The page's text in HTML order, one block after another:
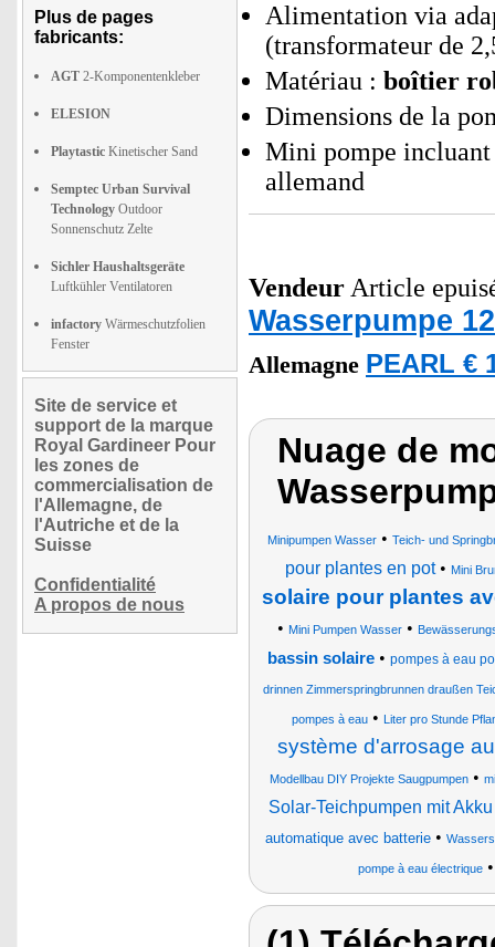
Plus de pages
fabricants:
AGT 2-Komponentenkleber
ELESION
Playtastic Kinetischer Sand
Semptec Urban Survival
Technology Outdoor
Sonnenschutz Zelte
Sichler Haushaltsgeräte
Luftkühler Ventilatoren
infactory Wärmeschutzfolien
Fenster
Site de service et
support de la marque
Royal Gardineer Pour
les zones de
commercialisation de
l'Allemagne, de
l'Autriche et de la
Suisse
Confidentialité
A propos de nous
Alimentation via
(transformateur de
Matériau : boîtier
Dimensions de la
Mini pompe incluant
allemand
Vendeur Article
Wasserpumpe
Allemagne PEARL €
Nuage de
Minipumpen Wasser • Teich- und
pour plantes en pot• Mini
solaire pour plantes
• Mini Pumpen Wasser •
bassin solaire• pompes à eau
drinnen Zimmerspringbrunnen draußen
pompes à eau • Liter pro Stunde
système d'arrosage
Modellbau DIY Projekte Saugpumpen•
Solar-Teichpumpen mit Akku
automatique avec batterie•
pompe à eau électrique